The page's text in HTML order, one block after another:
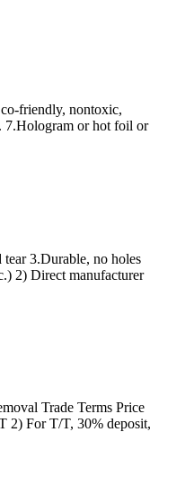
friendly, nontoxic,
7.Hologram or hot foil or
tear 3.Durable, no holes
2) Direct manufacturer
Trade Terms Price
2) For T/T, 30% deposit,